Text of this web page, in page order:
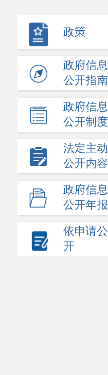
政策
政府信息
公开指南
政府信息
公开制度
法定主动
公开内容
政府信息
公开年报
依申请公
开